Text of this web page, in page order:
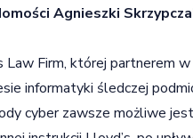
Agnieszki
Law Firm, której partnerem
informatyki śledczej
cyber zawsze możliwe jest